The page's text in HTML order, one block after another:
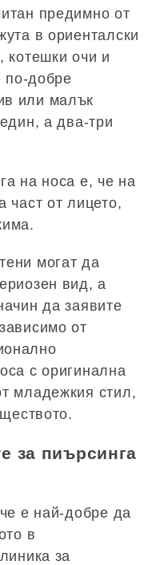
предимно от
в ориенталски
котешки очи и
по-добре
или малък
а два-три
на носа е, че на
част от лицето,
могат да
вид, а
да заявите
от
с оригинална
младежкия стил,
за пиърсинга
е най-добре да
в
за